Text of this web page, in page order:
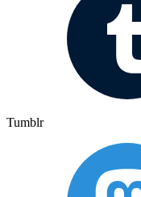
Tumblr